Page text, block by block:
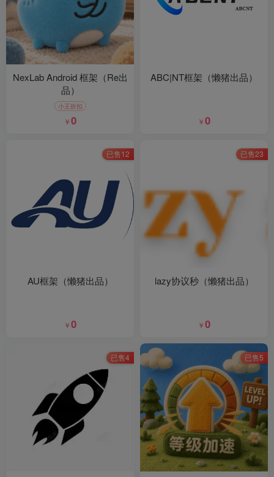
NexLab Android 框架（Re出
品）
小王折扣
￥0
ABC|NT框架（懒猪出品）
￥0
已售12
AU框架（懒猪出品）
￥0
已售23
lazy协议秒（懒猪出品）
￥0
已售4 已售5